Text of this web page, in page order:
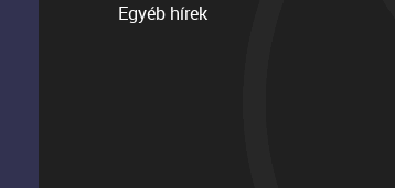
Egyéb hírek